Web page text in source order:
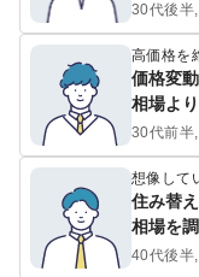
30代後半
高価格を
価格変
相場よ
30代前半
想像して
住み替
相場を
40代後半